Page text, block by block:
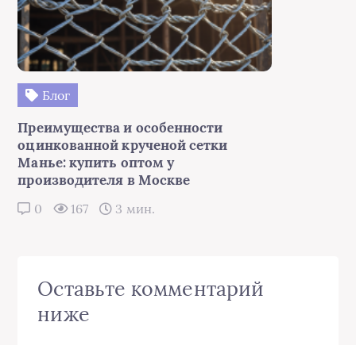
Блог
Преимущества и особенности
оцинкованной крученой сетки
Манье: купить оптом у
производителя в Москве
0 167 3 мин.
Оставьте комментарий
ниже